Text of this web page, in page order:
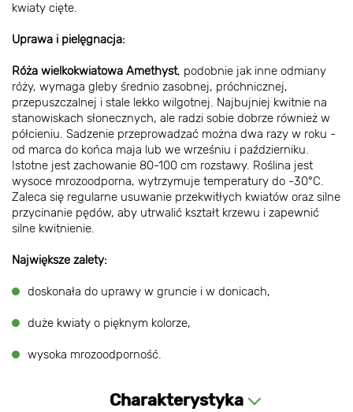
kwiaty cięte.
Uprawa i pielęgnacja:
Róża wielkokwiatowa Amethyst, podobnie jak inne odmiany
róży, wymaga gleby średnio zasobnej, próchnicznej,
przepuszczalnej i stale lekko wilgotnej. Najbujniej kwitnie na
stanowiskach słonecznych, ale radzi sobie dobrze również w
półcieniu. Sadzenie przeprowadzać można dwa razy w roku -
od marca do końca maja lub we wrześniu i październiku.
Istotne jest zachowanie 80-100 cm rozstawy. Roślina jest
wysoce mrozoodporna, wytrzymuje temperatury do -30°C.
Zaleca się regularne usuwanie przekwitłych kwiatów oraz silne
przycinanie pędów, aby utrwalić kształt krzewu i zapewnić
silne kwitnienie.
Największe zalety:
doskonała do uprawy w gruncie i w donicach,
duże kwiaty o pięknym kolorze,
wysoka mrozoodporność.
Charakterystyka